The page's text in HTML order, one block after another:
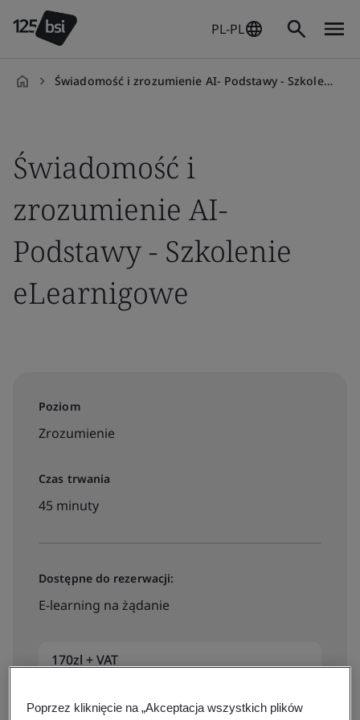
PL-PL
Świadomość i zrozumienie AI- Podstawy - Szkolenie eLearnigowe
Świadomość i
zrozumienie AI-
Podstawy - Szkolenie
eLearnigowe
Poziom
Zrozumienie
Czas trwania
45 minuty
Dostępne do rezerwacji:
E-learning na żądanie
170zl + VAT
Poprzez kliknięcie na „Akceptacja wszystkich plików